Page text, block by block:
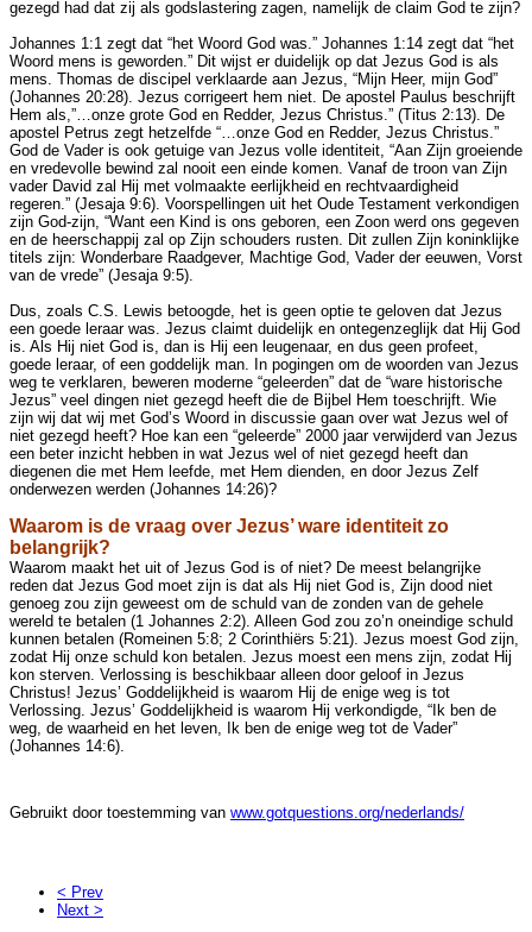
gezegd had dat zij als godslastering zagen, namelijk de claim God te zijn?
Johannes 1:1 zegt dat “het Woord God was.” Johannes 1:14 zegt dat “het
Woord mens is geworden.” Dit wijst er duidelijk op dat Jezus God is als
mens. Thomas de discipel verklaarde aan Jezus, “Mijn Heer, mijn God”
(Johannes 20:28). Jezus corrigeert hem niet. De apostel Paulus beschrijft
Hem als,”…onze grote God en Redder, Jezus Christus.” (Titus 2:13). De
apostel Petrus zegt hetzelfde “…onze God en Redder, Jezus Christus.”
God de Vader is ook getuige van Jezus volle identiteit, “Aan Zijn groeiende
en vredevolle bewind zal nooit een einde komen. Vanaf de troon van Zijn
vader David zal Hij met volmaakte eerlijkheid en rechtvaardigheid
regeren.” (Jesaja 9:6). Voorspellingen uit het Oude Testament verkondigen
zijn God-zijn, “Want een Kind is ons geboren, een Zoon werd ons gegeven
en de heerschappij zal op Zijn schouders rusten. Dit zullen Zijn koninklijke
titels zijn: Wonderbare Raadgever, Machtige God, Vader der eeuwen, Vorst
van de vrede” (Jesaja 9:5).
Dus, zoals C.S. Lewis betoogde, het is geen optie te geloven dat Jezus
een goede leraar was. Jezus claimt duidelijk en ontegenzeglijk dat Hij God
is. Als Hij niet God is, dan is Hij een leugenaar, en dus geen profeet,
goede leraar, of een goddelijk man. In pogingen om de woorden van Jezus
weg te verklaren, beweren moderne “geleerden” dat de “ware historische
Jezus” veel dingen niet gezegd heeft die de Bijbel Hem toeschrijft. Wie
zijn wij dat wij met God’s Woord in discussie gaan over wat Jezus wel of
niet gezegd heeft? Hoe kan een “geleerde” 2000 jaar verwijderd van Jezus
een beter inzicht hebben in wat Jezus wel of niet gezegd heeft dan
diegenen die met Hem leefde, met Hem dienden, en door Jezus Zelf
onderwezen werden (Johannes 14:26)?
Waarom is de vraag over Jezus’ ware identiteit zo
belangrijk?
Waarom maakt het uit of Jezus God is of niet? De meest belangrijke
reden dat Jezus God moet zijn is dat als Hij niet God is, Zijn dood niet
genoeg zou zijn geweest om de schuld van de zonden van de gehele
wereld te betalen (1 Johannes 2:2). Alleen God zou zo’n oneindige schuld
kunnen betalen (Romeinen 5:8; 2 Corinthiërs 5:21). Jezus moest God zijn,
zodat Hij onze schuld kon betalen. Jezus moest een mens zijn, zodat Hij
kon sterven. Verlossing is beschikbaar alleen door geloof in Jezus
Christus! Jezus’ Goddelijkheid is waarom Hij de enige weg is tot
Verlossing. Jezus’ Goddelijkheid is waarom Hij verkondigde, “Ik ben de
weg, de waarheid en het leven, Ik ben de enige weg tot de Vader”
(Johannes 14:6).
Gebruikt door toestemming van www.gotquestions.org/nederlands/
< Prev
Next >